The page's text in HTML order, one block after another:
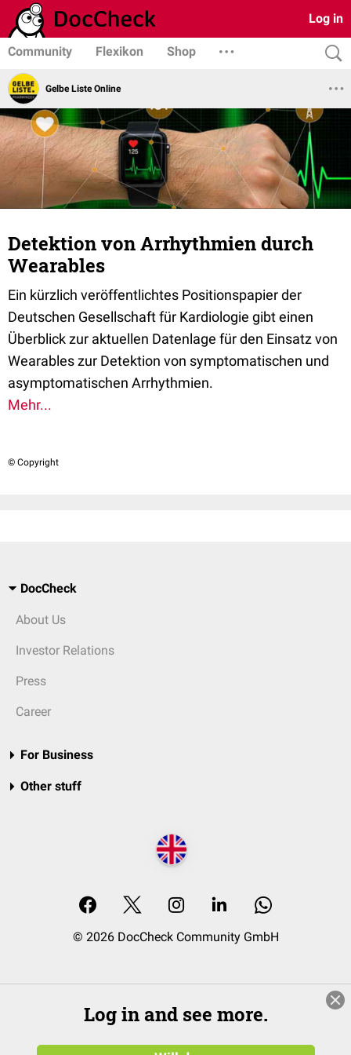
Log in
Community Flexikon Shop
Gelbe Liste Online
Detektion von Arrhythmien durch
Wearables
Ein kürzlich veröffentlichtes Positionspapier der
Deutschen Gesellschaft für Kardiologie gibt einen
Überblick zur aktuellen Datenlage für den Einsatz von
Wearables zur Detektion von symptomatischen und
asymptomatischen Arrhythmien.
Mehr...
© Copyright
DocCheck
About Us
Investor Relations
Press
Career
For Business
Other stuff
© 2026 DocCheck Community GmbH
Log in and see more.